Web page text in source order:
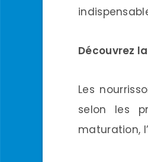
Découvrez
Les
selon les
maturation,